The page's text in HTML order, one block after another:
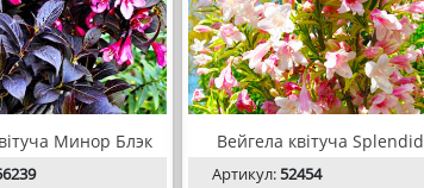
Минор Блэк Вейгела квітуча Splendid
Артикул:52454